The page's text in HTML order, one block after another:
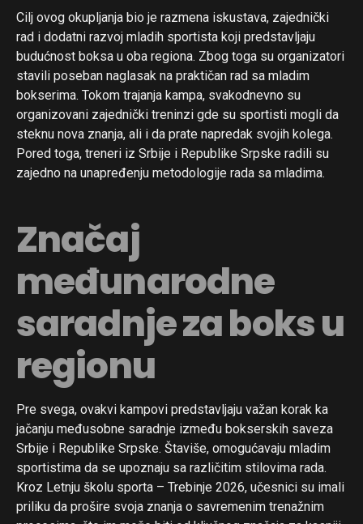
Cilj ovog okupljanja bio je razmena iskustava, zajednički
rad i dodatni razvoj mladih sportista koji predstavljaju
budućnost boksa u oba regiona. Zbog toga su organizatori
stavili poseban naglasak na praktičan rad sa mladim
bokserima. Tokom trajanja kampa, svakodnevno su
organizovani zajednički treninzi gde su sportisti mogli da
steknu nova znanja, ali i da prate napredak svojih kolega.
Pored toga, treneri iz Srbije i Republike Srpske radili su
zajedno na unapređenju metodologije rada sa mladima.
Značaj
međunarodne
saradnje za boks u
regionu
Pre svega, ovakvi kampovi predstavljaju važan korak ka
jačanju međusobne saradnje između bokserskih saveza
Srbije i Republike Srpske. Štaviše, omogućavaju mladim
sportistima da se upoznaju sa različitim stilovima rada.
Kroz Letnju školu sporta – Trebinje 2026, učesnici su imali
priliku da prošire svoja znanja o savremenim trenažnim